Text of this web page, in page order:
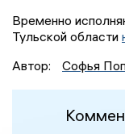
Временно
Тульской области
Автор:
Софья